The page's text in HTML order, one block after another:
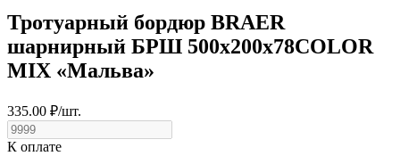
Тротуарный бордюр BRAER
шарнирный БРШ 500x200x78COLOR
MIX «Мальва»
335.00 ₽/шт.
К оплате